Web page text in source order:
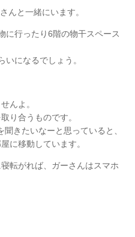
んと一緒にいます。
に行ったり6階の物干スペース
になるでしょう。
んよ。
り合うものです。
きたいなーと思っていると、
に移動しています。
転がれば、ガーさんはスマホ